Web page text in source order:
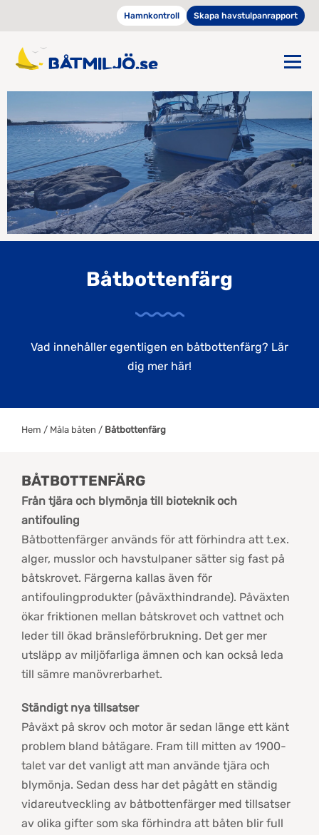
Hamnkontroll Skapa havstulpanrapport
Båtbottenfärg
Vad innehåller egentligen en båtbottenfärg? Lär
dig mer här!
Hem / Måla båten / Båtbottenfärg
BÅTBOTTENFÄRG
Från tjära och blymönja till bioteknik och
antifouling
Båtbottenfärger används för att förhindra att t.ex.
alger, musslor och havstulpaner sätter sig fast på
båtskrovet. Färgerna kallas även för
antifoulingprodukter (påväxthindrande). Påväxten
ökar friktionen mellan båtskrovet och vattnet och
leder till ökad bränsleförbrukning. Det ger mer
utsläpp av miljöfarliga ämnen och kan också leda
till sämre manövrerbarhet.
Ständigt nya tillsatser
Påväxt på skrov och motor är sedan länge ett känt
problem bland båtägare. Fram till mitten av 1900-
talet var det vanligt att man använde tjära och
blymönja. Sedan dess har det pågått en ständig
vidareutveckling av båtbottenfärger med tillsatser
av olika gifter som ska förhindra att båten blir full